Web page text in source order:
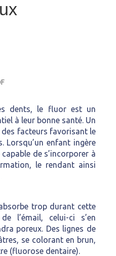
dents, le fluor est un
à leur bonne santé. Un
facteurs favorisant le
Lorsqu’un enfant ingère
de s’incorporer à
le rendant ainsi
trop durant cette
l’émail, celui-ci s’en
poreux. Des lignes de
se colorant en brun,
(fluorose dentaire).